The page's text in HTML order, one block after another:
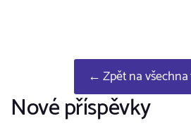
← Zpět na
Nové příspěvky